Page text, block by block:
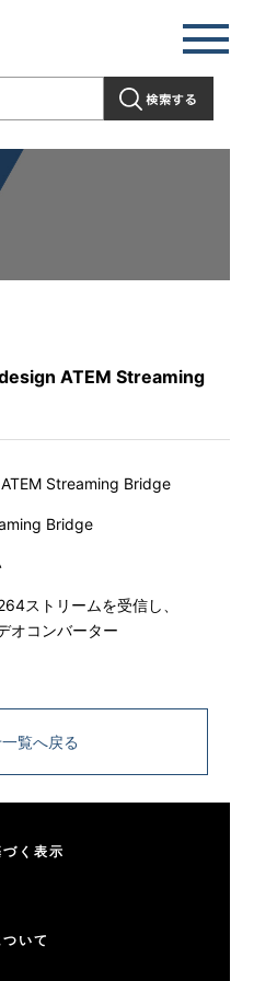
ATEM Streaming
Bridge
ストリームを受信し、
オコンバーター
覧へ戻る
く表示
いて